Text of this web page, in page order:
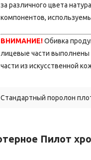
за различного цвета
компонентов,
ВНИМАНИЕ!Обивка
лицевые части выполнены
части из искусственной
Стандартный поролон
Пилот